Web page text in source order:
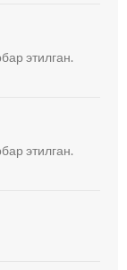
этилган.
этилган.